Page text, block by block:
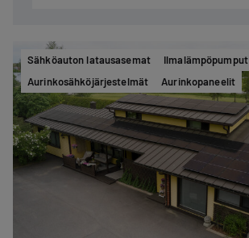
Sähköauton latausasemat
Ilmalämpöpumput
Aurinkosähköjärjestelmät
Aurinkopaneelit